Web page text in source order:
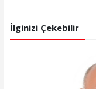
İlginizi Çekebilir